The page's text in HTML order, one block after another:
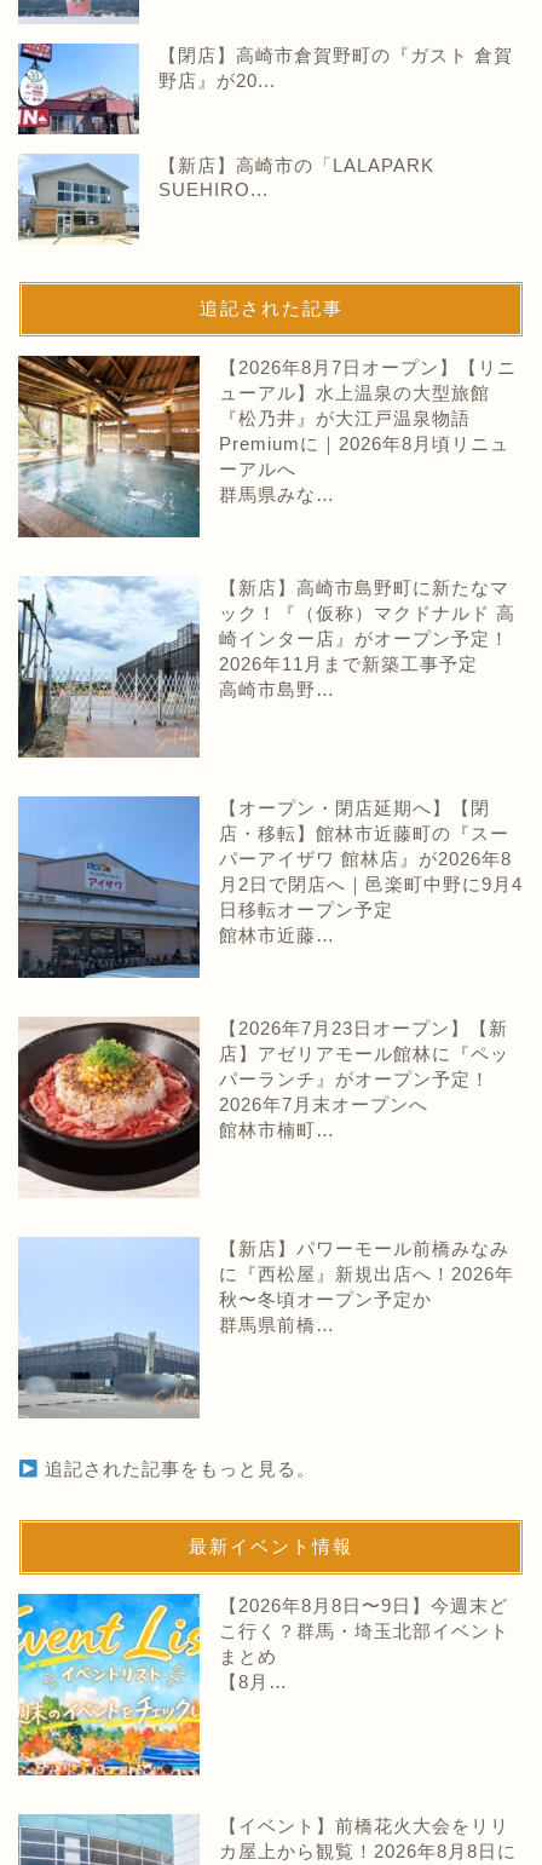
【閉店】高崎市倉賀野町の『ガスト 倉賀
野店』が20...
【新店】高崎市の「LALAPARK
SUEHIRO...
追記された記事
【2026年8月7日オープン】【リニ
ューアル】水上温泉の大型旅館
『松乃井』が大江戸温泉物語
Premiumに｜2026年8月頃リニュ
ーアルへ
群馬県みな…
【新店】高崎市島野町に新たなマ
ック！『（仮称）マクドナルド 高
崎インター店』がオープン予定！
2026年11月まで新築工事予定
高崎市島野…
【オープン・閉店延期へ】【閉
店・移転】館林市近藤町の『スー
パーアイザワ 館林店』が2026年8
月2日で閉店へ｜邑楽町中野に9月4
日移転オープン予定
館林市近藤…
【2026年7月23日オープン】【新
店】アゼリアモール館林に『ペッ
パーランチ』がオープン予定！
2026年7月末オープンへ
館林市楠町…
【新店】パワーモール前橋みなみ
に『西松屋』新規出店へ！2026年
秋〜冬頃オープン予定か
群馬県前橋…
追記された記事をもっと見る。
最新イベント情報
【2026年8月8日〜9日】今週末ど
こ行く？群馬・埼玉北部イベント
まとめ
【8月…
【イベント】前橋花火大会をリリ
カ屋上から観覧！2026年8月8日に